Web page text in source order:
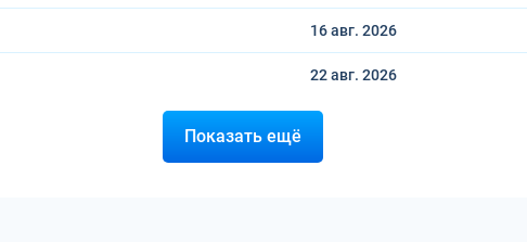
16 авг. 2026
22 авг. 2026
Показать ещё